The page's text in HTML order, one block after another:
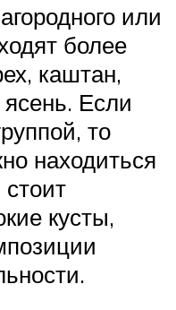
или
более
каштан,
Если
то
находиться
кусты,